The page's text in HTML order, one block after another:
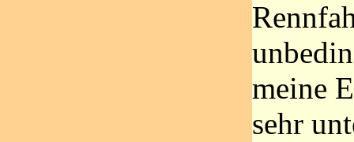
meine
sehr